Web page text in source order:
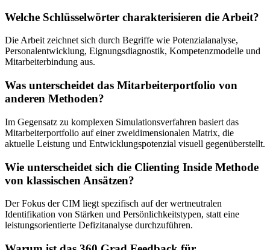
Welche Schlüsselwörter charakterisieren die Arbeit?
Die Arbeit zeichnet sich durch Begriffe wie Potenzialanalyse,
Personalentwicklung, Eignungsdiagnostik, Kompetenzmodelle und
Mitarbeiterbindung aus.
Was unterscheidet das Mitarbeiterportfolio von
anderen Methoden?
Im Gegensatz zu komplexen Simulationsverfahren basiert das
Mitarbeiterportfolio auf einer zweidimensionalen Matrix, die
aktuelle Leistung und Entwicklungspotenzial visuell gegenüberstellt.
Wie unterscheidet sich die Clienting Inside Methode
von klassischen Ansätzen?
Der Fokus der CIM liegt spezifisch auf der wertneutralen
Identifikation von Stärken und Persönlichkeitstypen, statt eine
leistungsorientierte Defizitanalyse durchzuführen.